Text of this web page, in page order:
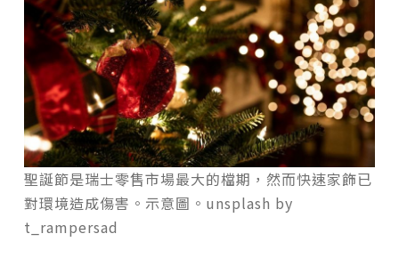
聖誕節是瑞士零售市場最大的檔期，然而快速家飾已
對環境造成傷害。示意圖。unsplash by
t_rampersad